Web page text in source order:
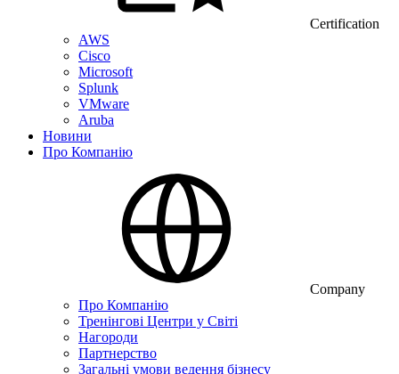
Certification
AWS
Cisco
Microsoft
Splunk
VMware
Aruba
Новини
Про Компанію
Company
Про Компанію
Тренінгові Центри у Світі
Нагороди
Партнерство
Загальні умови ведення бізнесу